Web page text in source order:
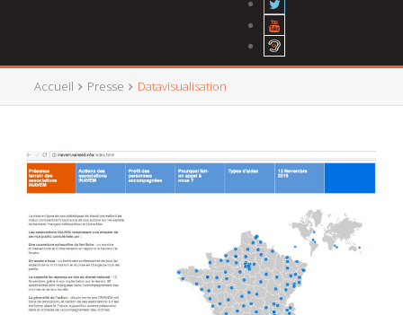
Accueil Presse Datavisualisation